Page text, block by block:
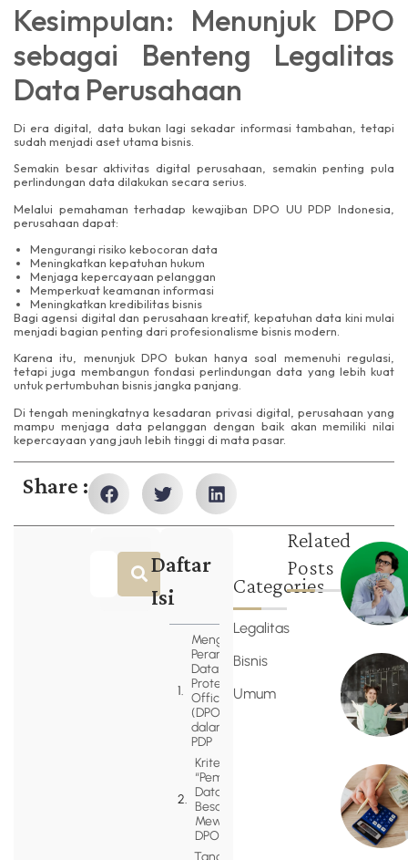
Kesimpulan: Menunjuk DPO
sebagai Benteng Legalitas
Data Perusahaan
Di era digital, data bukan lagi sekadar informasi tambahan, tetapi
sudah menjadi aset utama bisnis.
Semakin besar aktivitas digital perusahaan, semakin penting pula
perlindungan data dilakukan secara serius.
Melalui pemahaman terhadap kewajiban DPO UU PDP Indonesia,
perusahaan dapat:
Mengurangi risiko kebocoran data
Meningkatkan kepatuhan hukum
Menjaga kepercayaan pelanggan
Memperkuat keamanan informasi
Meningkatkan kredibilitas bisnis
Bagi agensi digital dan perusahaan kreatif, kepatuhan data kini mulai
menjadi bagian penting dari profesionalisme bisnis modern.
Karena itu, menunjuk DPO bukan hanya soal memenuhi regulasi,
tetapi juga membangun fondasi perlindungan data yang lebih kuat
untuk pertumbuhan bisnis jangka panjang.
Di tengah meningkatnya kesadaran privasi digital, perusahaan yang
mampu menjaga data pelanggan dengan baik akan memiliki nilai
kepercayaan yang jauh lebih tinggi di mata pasar.
Share :
Daftar
Isi
Mengenal
Peran
Data
Protection
Officer
(DPO)
dalam UU
PDP
Kriteria
“Pemrosesan
Data Skala
Besar” yang
Mewajibkan
DPO
Categories
Legalitas
Bisnis
Umum
Related
Posts